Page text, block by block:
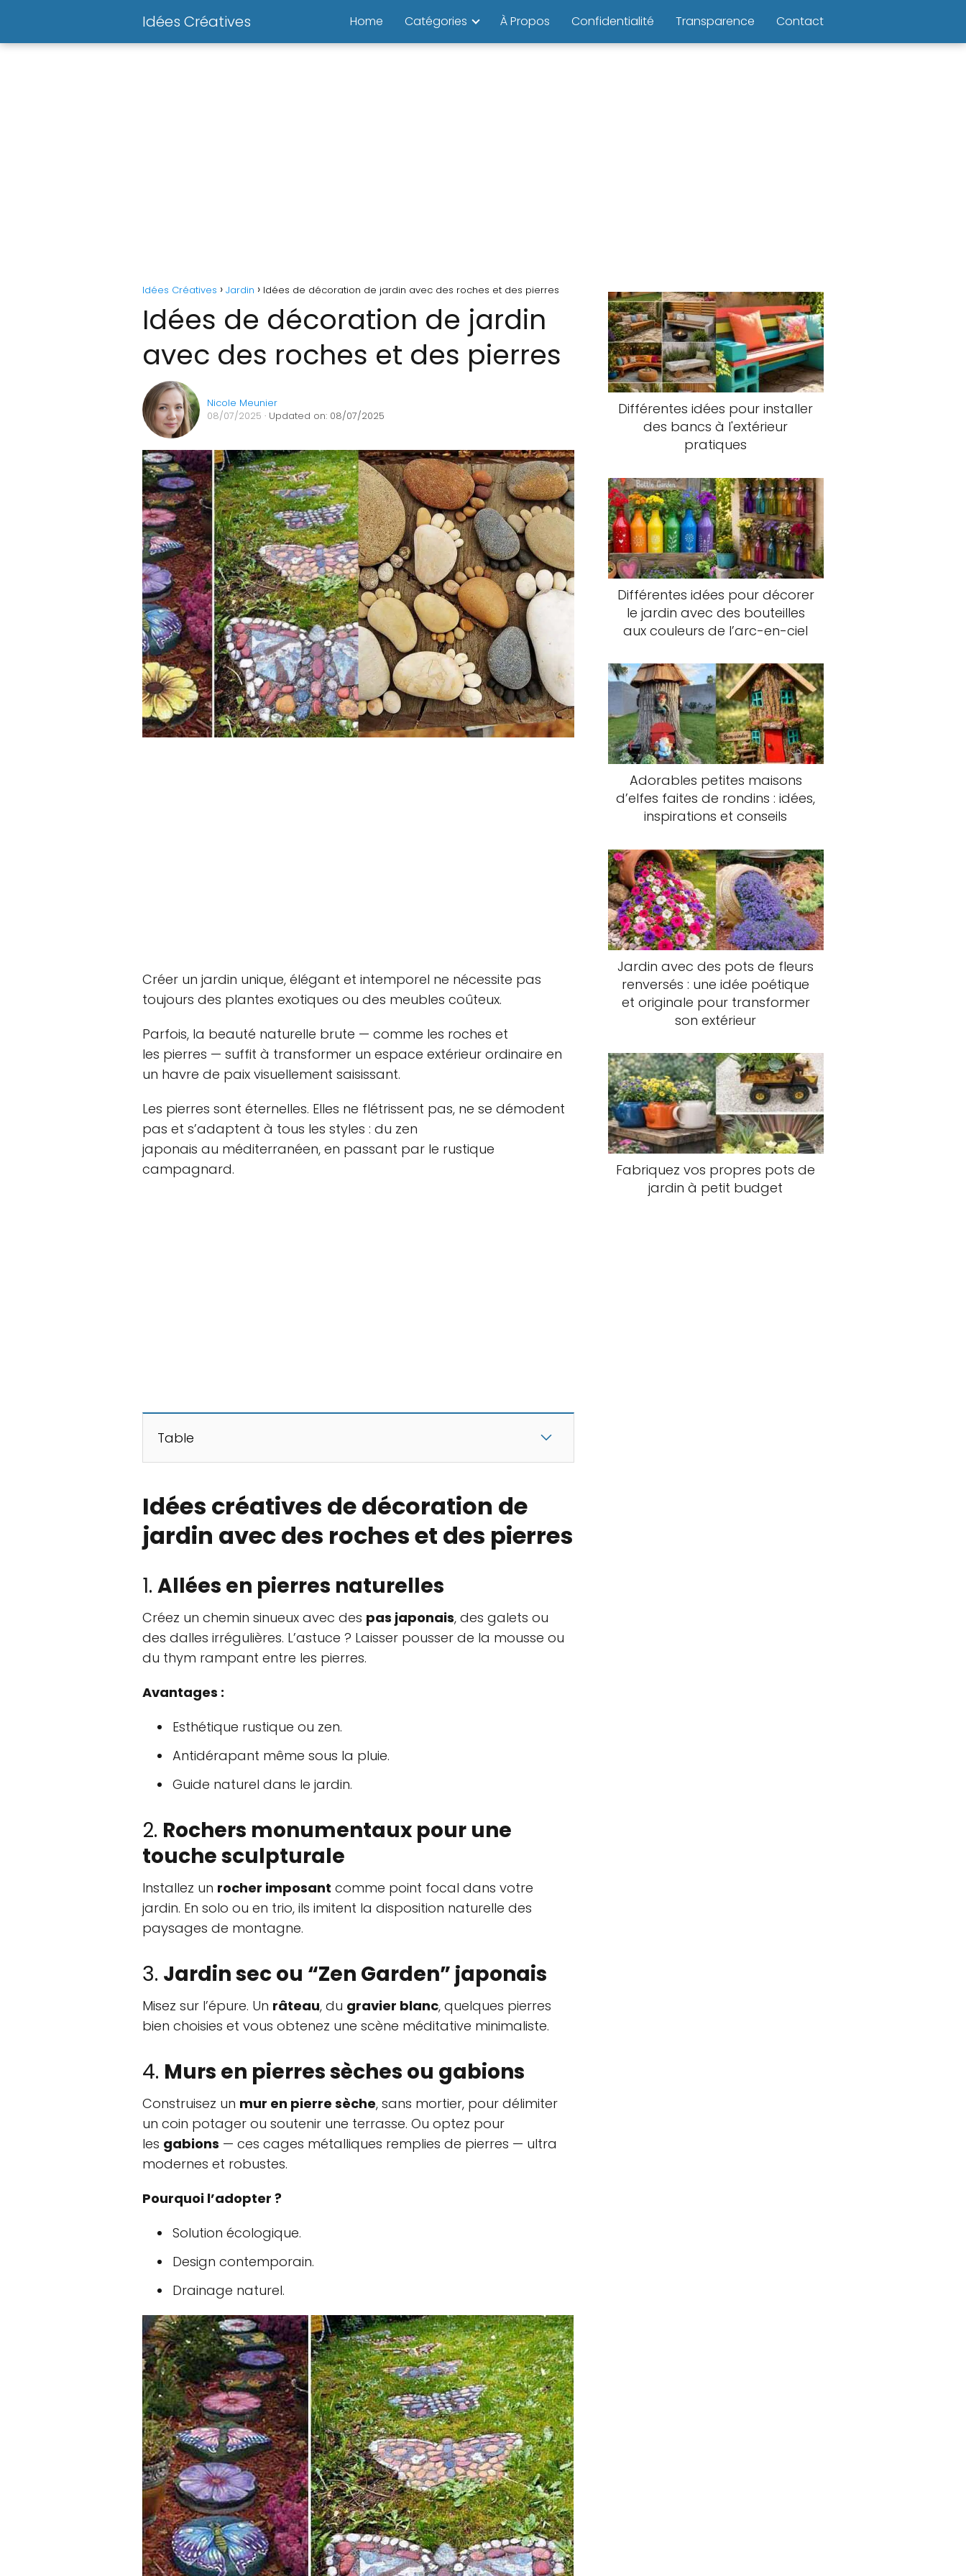
Idées Créatives Home Catégories À Propos Confidentialité Transparence Contact
Idées Créatives Jardin Idées de décoration de jardin avec des roches et des pierres
Idées de décoration de jardin
avec des roches et des pierres
Nicole Meunier
08/07/2025 · Updated on: 08/07/2025
Créer un jardin unique, élégant et intemporel ne nécessite pas
toujours des plantes exotiques ou des meubles coûteux.
Parfois, la beauté naturelle brute — comme les roches et
les pierres — suffit à transformer un espace extérieur ordinaire en
un havre de paix visuellement saisissant.
Les pierres sont éternelles. Elles ne flétrissent pas, ne se démodent
pas et s’adaptent à tous les styles : du zen
japonais au méditerranéen, en passant par le rustique
campagnard.
Table
Idées créatives de décoration de
jardin avec des roches et des pierres
1. Allées en pierres naturelles
Créez un chemin sinueux avec des pas japonais, des galets ou
des dalles irrégulières. L’astuce ? Laisser pousser de la mousse ou
du thym rampant entre les pierres.
Avantages :
Esthétique rustique ou zen.
Antidérapant même sous la pluie.
Guide naturel dans le jardin.
2. Rochers monumentaux pour une
touche sculpturale
Installez un rocher imposant comme point focal dans votre
jardin. En solo ou en trio, ils imitent la disposition naturelle des
paysages de montagne.
3. Jardin sec ou “Zen Garden” japonais
Misez sur l’épure. Un râteau, du gravier blanc, quelques pierres
bien choisies et vous obtenez une scène méditative minimaliste.
4. Murs en pierres sèches ou gabions
Construisez un mur en pierre sèche, sans mortier, pour délimiter
un coin potager ou soutenir une terrasse. Ou optez pour
les gabions — ces cages métalliques remplies de pierres — ultra
modernes et robustes.
Pourquoi l’adopter ?
Solution écologique.
Design contemporain.
Drainage naturel.
Différentes idées pour installer
des bancs à l'extérieur
pratiques
Différentes idées pour décorer
le jardin avec des bouteilles
aux couleurs de l’arc-en-ciel
Adorables petites maisons
d’elfes faites de rondins : idées,
inspirations et conseils
Jardin avec des pots de fleurs
renversés : une idée poétique
et originale pour transformer
son extérieur
Fabriquez vos propres pots de
jardin à petit budget